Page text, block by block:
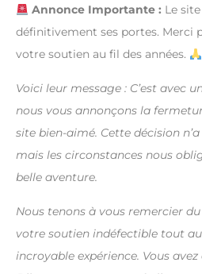
Annonce Importante : Le site
définitivement ses portes. Merci
votre soutien au fil des années.
Voici leur message : C’est avec
nous vous annonçons la
site bien-aimé. Cette décision
mais les circonstances nous
belle aventure.
Nous tenons à vous remercier
votre soutien indéfectible tout
incroyable expérience. Vous